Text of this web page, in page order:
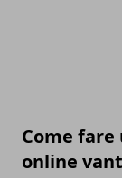
Come fare
online